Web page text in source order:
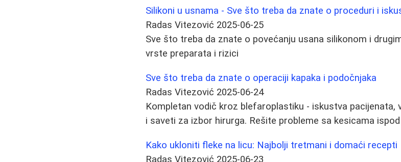
Silikoni u usnama - Sve što treba da znate o proceduri i
Radas Vitezović 2025-06-25
Sve što treba da znate o povećanju usana silikonom i
vrste preparata i rizici
Sve što treba da znate o operaciji kapaka i podočnjaka
Radas Vitezović 2025-06-24
Kompletan vodič kroz blefaroplastiku - iskustva pacijenata,
i saveti za izbor hirurga. Rešite probleme sa kesicama
Kako ukloniti fleke na licu: Najbolji tretmani i domaći recepti
Radas Vitezović 2025-06-23